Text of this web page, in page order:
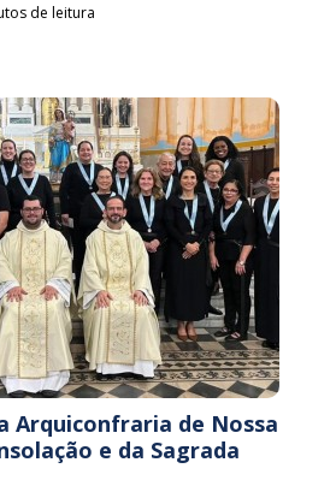
de leitura
Arquiconfraria de Nossa
e da Sagrada